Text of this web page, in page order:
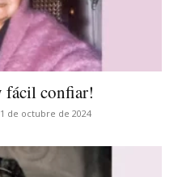
fácil confiar!
1 de octubre de 2024